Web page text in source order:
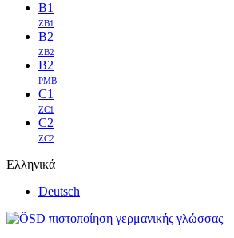
B1
ZB1
B2
ZB2
B2
PMB
C1
ZC1
C2
ZC2
Ελληνικά
Deutsch